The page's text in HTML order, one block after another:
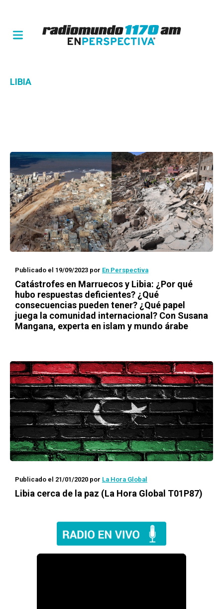
LIBIA
Publicado el 19/09/2023 por En Perspectiva
Catástrofes en Marruecos y Libia: ¿Por qué
hubo respuestas deficientes? ¿Qué
consecuencias pueden tener? ¿Qué papel
juega la comunidad internacional? Con Susana
Mangana, experta en islam y mundo árabe
Publicado el 21/01/2020 por La Hora Global
Libia cerca de la paz (La Hora Global T01P87)